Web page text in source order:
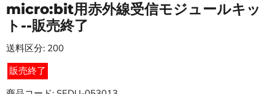
micro:bit用赤外線受信モジュールキッ
ト--販売終了
送料区分: 200
販売終了